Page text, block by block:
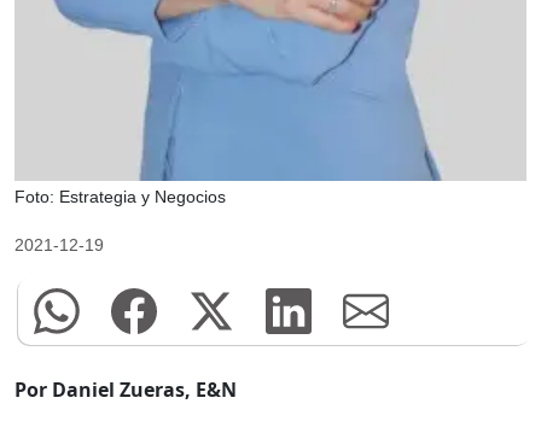
Foto: Estrategia y Negocios
2021-12-19
Por Daniel Zueras, E&N